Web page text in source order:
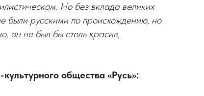
Но без вклада великих
были русскими по происхождению, но
он не был бы столь красив,
общества «Русь»: